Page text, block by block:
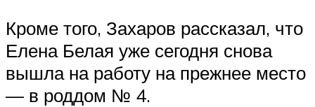
Кроме того, Захаров рассказал, что
Елена Белая уже сегодня снова
вышла на работу на прежнее место
— в роддом № 4.